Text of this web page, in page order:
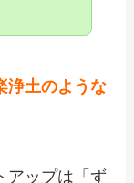
浄土のような
アップは「ず